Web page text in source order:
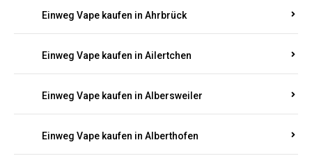
Einweg Vape kaufen in Ahrbrück
Einweg Vape kaufen in Ailertchen
Einweg Vape kaufen in Albersweiler
Einweg Vape kaufen in Alberthofen